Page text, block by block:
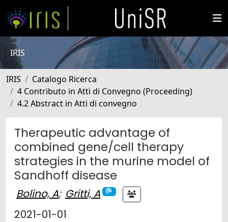
IRIS
IRIS
Catalogo Ricerca
4 Contributo in Atti di Convegno (Proceeding)
4.2 Abstract in Atti di convegno
Therapeutic advantage of
combined gene/cell therapy
strategies in the murine model of
Sandhoff disease
Bolino, A; Gritti, A
2021-01-01